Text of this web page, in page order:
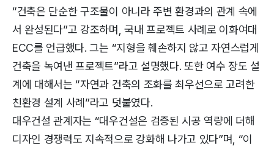
“건축은 단순한 구조물이 아니라 주변 환경과의 관계 속에
서 완성된다”고 강조하며, 국내 프로젝트 사례로 이화여대
ECC를 언급했다. 그는 “지형을 훼손하지 않고 자연스럽게
건축을 녹여낸 프로젝트”라고 설명했다. 또한 여수 장도 설
계에 대해서는 “자연과 건축의 조화를 최우선으로 고려한
친환경 설계 사례”라고 덧붙였다.
대우건설 관계자는 “대우건설은 검증된 시공 역량에 더해
디자인 경쟁력도 지속적으로 강화해 나가고 있다”며, “이